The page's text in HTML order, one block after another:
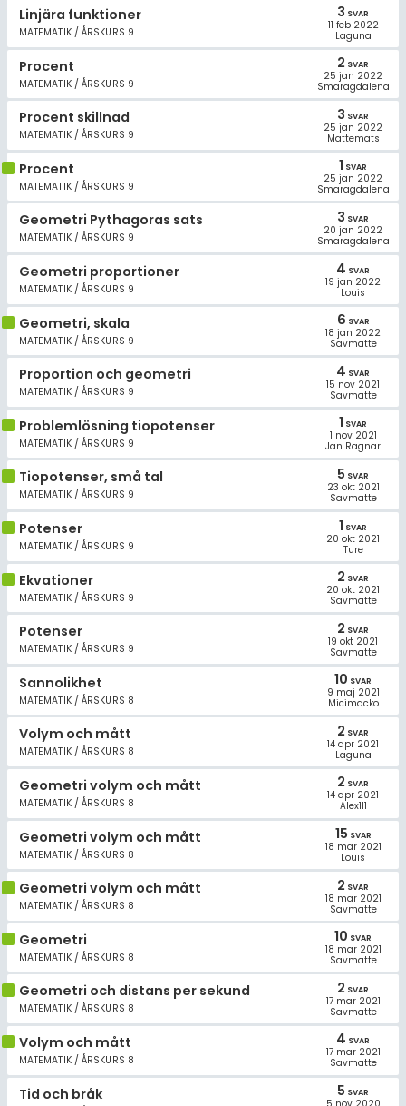
Linjära funktioner
MATEMATIK / ÅRSKURS 9
3 SVAR
11 feb 2022
Laguna
Procent
MATEMATIK / ÅRSKURS 9
2 SVAR
25 jan 2022
Smaragdalena
Procent skillnad
MATEMATIK / ÅRSKURS 9
3 SVAR
25 jan 2022
Mattemats
Procent
MATEMATIK / ÅRSKURS 9
1 SVAR
25 jan 2022
Smaragdalena
Geometri Pythagoras sats
MATEMATIK / ÅRSKURS 9
3 SVAR
20 jan 2022
Smaragdalena
Geometri proportioner
MATEMATIK / ÅRSKURS 9
4 SVAR
19 jan 2022
Louis
Geometri, skala
MATEMATIK / ÅRSKURS 9
6 SVAR
18 jan 2022
Savmatte
Proportion och geometri
MATEMATIK / ÅRSKURS 9
4 SVAR
15 nov 2021
Savmatte
Problemlösning tiopotenser
MATEMATIK / ÅRSKURS 9
1 SVAR
1 nov 2021
Jan Ragnar
Tiopotenser, små tal
MATEMATIK / ÅRSKURS 9
5 SVAR
23 okt 2021
Savmatte
Potenser
MATEMATIK / ÅRSKURS 9
1 SVAR
20 okt 2021
Ture
Ekvationer
MATEMATIK / ÅRSKURS 9
2 SVAR
20 okt 2021
Savmatte
Potenser
MATEMATIK / ÅRSKURS 9
2 SVAR
19 okt 2021
Savmatte
Sannolikhet
MATEMATIK / ÅRSKURS 8
10 SVAR
9 maj 2021
Micimacko
Volym och mått
MATEMATIK / ÅRSKURS 8
2 SVAR
14 apr 2021
Laguna
Geometri volym och mått
MATEMATIK / ÅRSKURS 8
2 SVAR
14 apr 2021
Alex111
Geometri volym och mått
MATEMATIK / ÅRSKURS 8
15 SVAR
18 mar 2021
Louis
Geometri volym och mått
MATEMATIK / ÅRSKURS 8
2 SVAR
18 mar 2021
Savmatte
Geometri
MATEMATIK / ÅRSKURS 8
10 SVAR
18 mar 2021
Savmatte
Geometri och distans per sekund
MATEMATIK / ÅRSKURS 8
2 SVAR
17 mar 2021
Savmatte
Volym och mått
MATEMATIK / ÅRSKURS 8
4 SVAR
17 mar 2021
Savmatte
Tid och bråk 5 SVAR